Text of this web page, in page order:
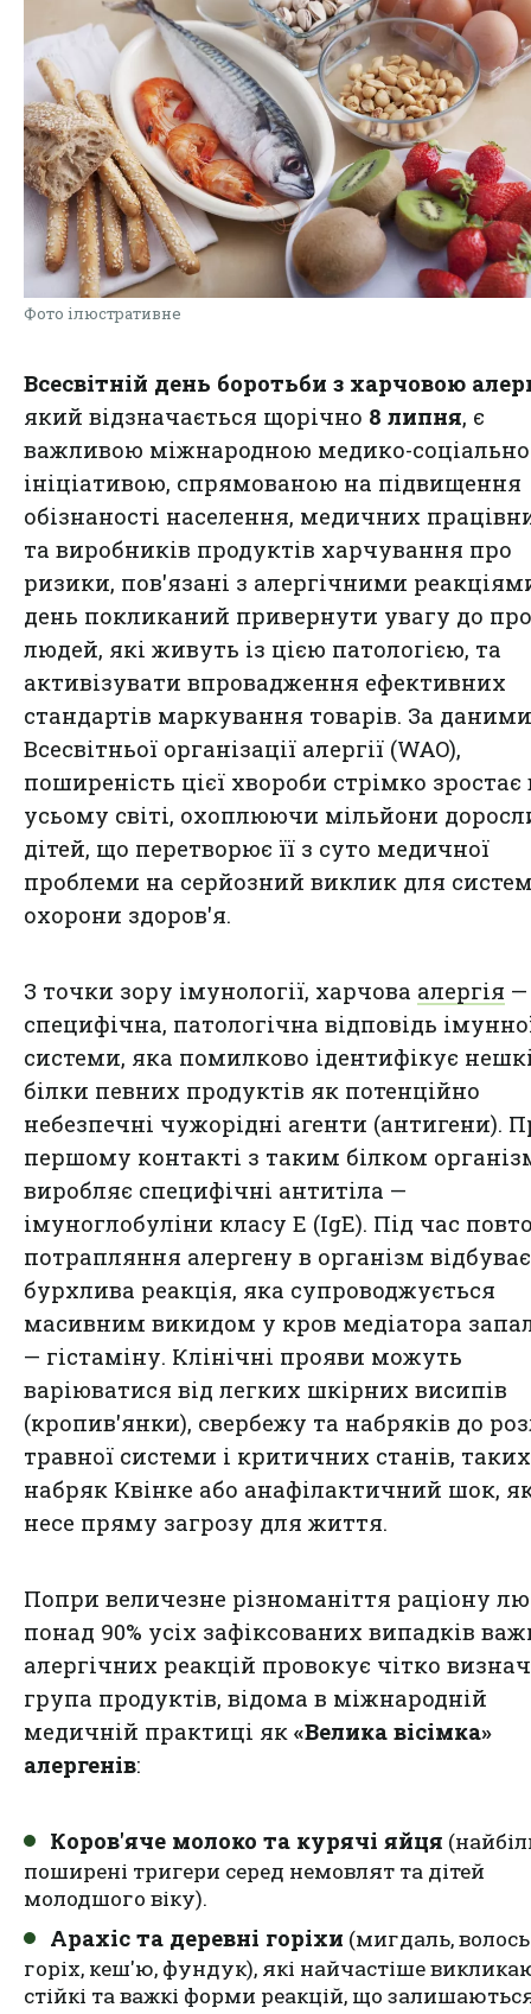
Фото ілюстративне
Всесвітній день боротьби з харчовою
який відзначається щорічно 8 липня, є
важливою міжнародною медико-
ініціативою, спрямованою на підвищення
обізнаності населення, медичних
та виробників продуктів харчування про
ризики, пов'язані з алергічними
день покликаний привернути увагу до
людей, які живуть із цією патологією, та
активізувати впровадження ефективних
стандартів маркування товарів. За даними
Всесвітньої організації алергії (WAO),
поширеність цієї хвороби стрімко зростає
усьому світі, охоплюючи мільйони
дітей, що перетворює її з суто медичної
проблеми на серйозний виклик для
охорони здоров'я.
З точки зору імунології, харчова алергія —
специфічна, патологічна відповідь
системи, яка помилково ідентифікує
білки певних продуктів як потенційно
небезпечні чужорідні агенти (антигени).
першому контакті з таким білком
виробляє специфічні антитіла —
імуноглобуліни класу E (IgE). Під час
потрапляння алергену в організм
бурхлива реакція, яка супроводжується
масивним викидом у кров медіатора
— гістаміну. Клінічні прояви можуть
варіюватися від легких шкірних висипів
(кропив'янки), свербежу та набряків до
травної системи і критичних станів,
набряк Квінке або анафілактичний шок,
несе пряму загрозу для життя.
Попри величезне різноманіття раціону
понад 90% усіх зафіксованих випадків
алергічних реакцій провокує чітко
група продуктів, відома в міжнародній
медичній практиці як «Велика вісімка»
алергенів:
Коров'яче молоко та курячі яйця
поширені тригери серед немовлят та дітей
молодшого віку).
Арахіс та деревні горіхи (мигдаль,
горіх, кеш'ю, фундук), які найчастіше
стійкі та важкі форми реакцій, що